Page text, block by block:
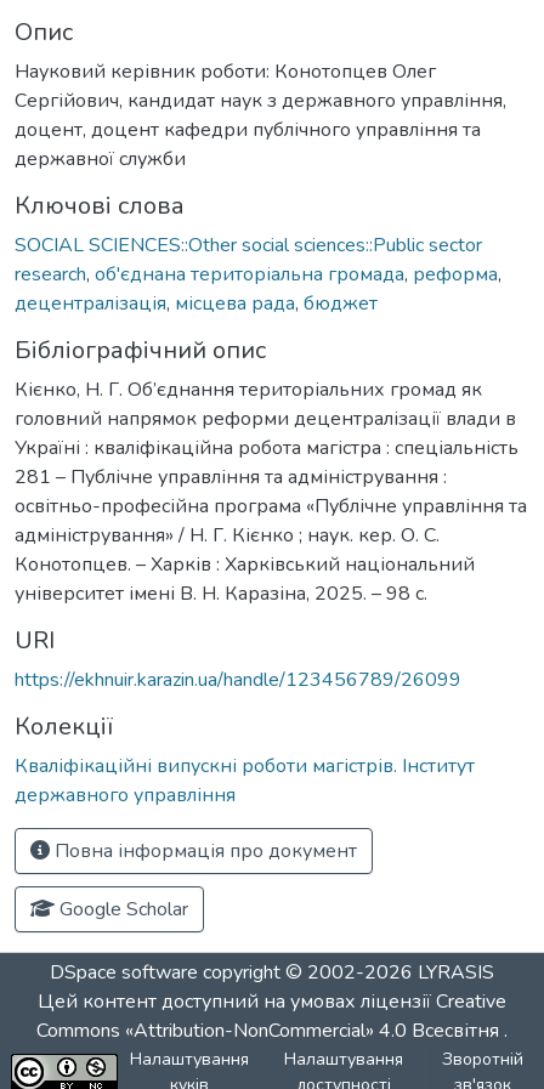
Опис
Науковий керівник роботи: Конотопцев Олег
Сергійович, кандидат наук з державного управління,
доцент, доцент кафедри публічного управління та
державної служби
Ключові слова
SOCIAL SCIENCES::Other social sciences::Public sector
research, об'єднана територіальна громада, реформа,
децентралізація, місцева рада, бюджет
Бібліографічний опис
Кієнко, Н. Г. Об’єднання територіальних громад як
головний напрямок реформи децентралізації влади в
Україні : кваліфікаційна робота магістра : спеціальність
281 – Публічне управління та адміністрування :
освітньо-професійна програма «Публічне управління та
адміністрування» / Н. Г. Кієнко ; наук. кер. О. С.
Конотопцев. – Харків : Харківський національний
університет імені В. Н. Каразіна, 2025. – 98 с.
URI
https://ekhnuir.karazin.ua/handle/123456789/26099
Колекції
Кваліфікаційні випускні роботи магістрів. Інститут
державного управління
Повна інформація про документ
Google Scholar
DSpace software copyright © 2002-2026 LYRASIS
Цей контент доступний на умовах ліцензіїCreative
Commons «Attribution-NonCommercial» 4.0 Всесвітня .
Налаштування
Налаштування
Зворотній